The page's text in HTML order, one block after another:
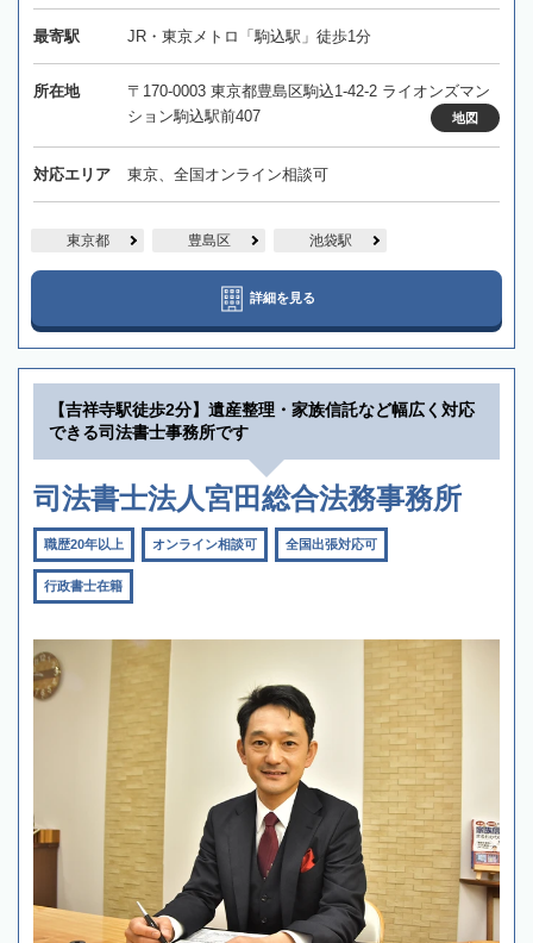
最寄駅 JR・東京メトロ「駒込駅」徒歩1分
所在地
〒170-0003 東京都豊島区駒込1-42-2 ライオンズマン
ション駒込駅前407
地図
対応エリア 東京、全国オンライン相談可
東京都 豊島区 池袋駅
詳細を見る
【吉祥寺駅徒歩2分】遺産整理・家族信託など幅広く対応
できる司法書士事務所です
司法書士法人宮田総合法務事務所
職歴20年以上 オンライン相談可 全国出張対応可
行政書士在籍